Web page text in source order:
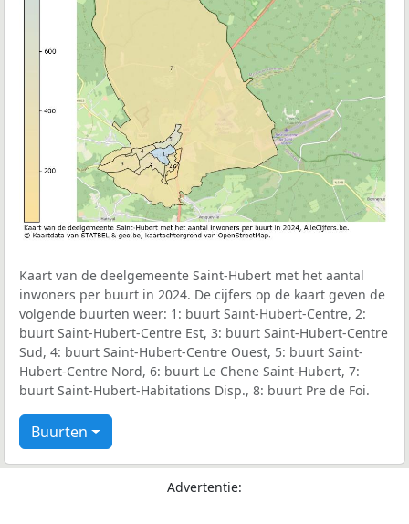
Kaart van de deelgemeente Saint-Hubert met het aantal
inwoners per buurt in 2024. De cijfers op de kaart geven de
volgende buurten weer: 1: buurt Saint-Hubert-Centre, 2:
buurt Saint-Hubert-Centre Est, 3: buurt Saint-Hubert-Centre
Sud, 4: buurt Saint-Hubert-Centre Ouest, 5: buurt Saint-
Hubert-Centre Nord, 6: buurt Le Chene Saint-Hubert, 7:
buurt Saint-Hubert-Habitations Disp., 8: buurt Pre de Foi.
Buurten
Advertentie: